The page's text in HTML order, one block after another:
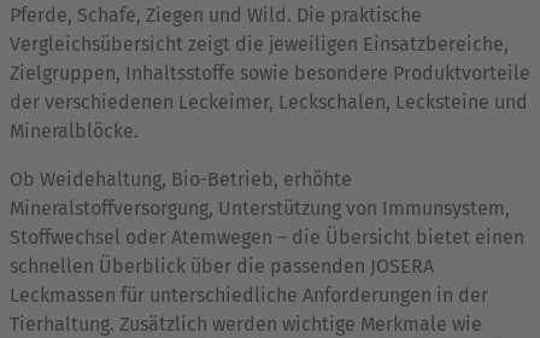
Pferde, Schafe, Ziegen und Wild. Die praktische
Vergleichsübersicht zeigt die jeweiligen Einsatzbereiche,
Zielgruppen, Inhaltsstoffe sowie besondere Produktvorteile
der verschiedenen Leckeimer, Leckschalen, Lecksteine und
Mineralblöcke.
Ob Weidehaltung, Bio-Betrieb, erhöhte
Mineralstoffversorgung, Unterstützung von Immunsystem,
Stoffwechsel oder Atemwegen – die Übersicht bietet einen
schnellen Überblick über die passenden JOSERA
Leckmassen für unterschiedliche Anforderungen in der
Tierhaltung. Zusätzlich werden wichtige Merkmale wie